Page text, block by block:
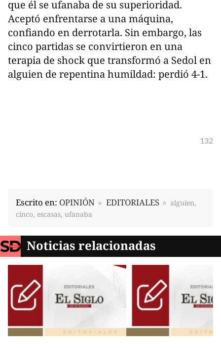
que él se ufanaba de su superioridad.
Aceptó enfrentarse a una máquina,
confiando en derrotarla. Sin embargo, las
cinco partidas se convirtieron en una
terapia de shock que transformó a Sedol en
alguien de repentina humildad: perdió 4-1.
132
Escrito en: OPINIÓN EDITORIALES
alguien,
cinco, escasas, ufanaba
Noticias relacionadas